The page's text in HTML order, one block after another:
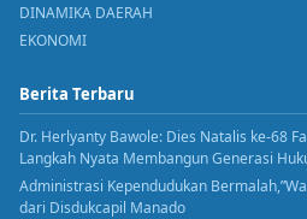
DINAMIKA DAERAH
EKONOMI
Berita Terbaru
Dr. Herlyanty Bawole: Dies Natalis ke-68
Langkah Nyata Membangun Generasi
Administrasi Kependudukan
dari Disdukcapil Manado